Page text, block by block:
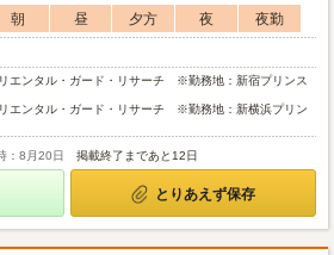
朝 昼 夕方 夜
夜勤
エンタル・ガード・リサーチ ※勤務地：新宿プリンス
エンタル・ガード・リサーチ ※勤務地：新横浜プリン
：8月20日 掲載終了まであと12日
とりあえず保存